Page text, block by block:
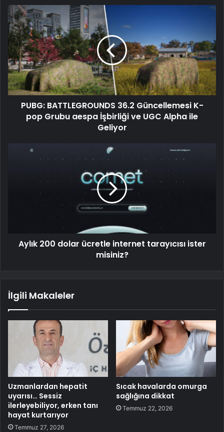
PUBG: BATTLEGROUNDS 36.2 Güncellemesi K-
pop Grubu aespa İşbirliği ve UGC Alpha ile
Geliyor
Aylık 200 dolar ücretle internet tarayıcısı ister
misiniz?
İlgili Makaleler
Uzmanlardan hepatit
uyarısı… Sessiz
ilerleyebiliyor, erken tanı
hayat kurtarıyor
Temmuz 27, 2026
Sıcak havalarda omurga
sağlığına dikkat
Temmuz 22, 2026